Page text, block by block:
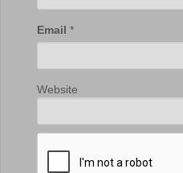
Email *
Website